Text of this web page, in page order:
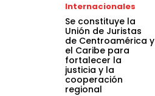
Internacionales
Se constituye la
Unión de Juristas
de Centroamérica y
el Caribe para
fortalecer la
justicia y la
cooperación
regional